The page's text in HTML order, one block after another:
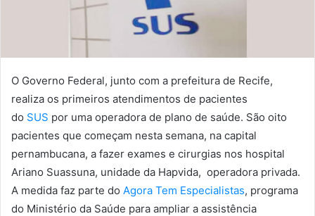
u
-
m
a
O Governo Federal, junto com a prefeitura de Recife,
realiza os primeiros atendimentos de pacientes
do SUS por uma operadora de plano de saúde. São oito
pacientes que começam nesta semana, na capital
pernambucana, a fazer exames e cirurgias nos hospital
Ariano Suassuna, unidade da Hapvida, operadora privada.
A medida faz parte do Agora Tem Especialistas, programa
do Ministério da Saúde para ampliar a assistência